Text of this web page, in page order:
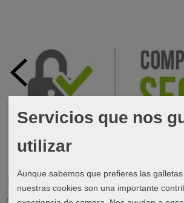
Marcas
Servicios que nos
utilizar
Aunque sabemos que prefieres las
nuestras cookies son una importante